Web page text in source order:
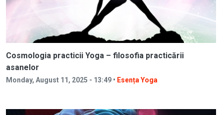
Cosmologia practicii Yoga – filosofia practicării
asanelor
Monday, August 11, 2025 - 13:49 • Esența Yoga